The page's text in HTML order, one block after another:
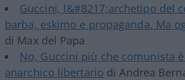
Guccini, l&#8217;archetipo del
barba, eskimo e propaganda. Ma
di Max del Papa
No, Guccini più che comunista
anarchico libertario di Andrea